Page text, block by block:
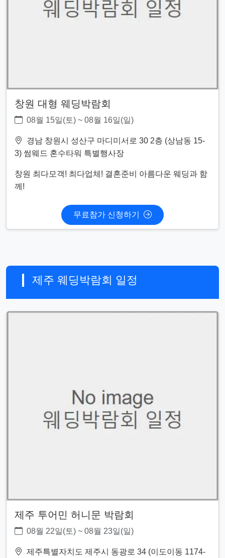
창원 대형 웨딩박람회
08월 15일(토) ~ 08월 16일(일)
경남 창원시 성산구 마디미서로 30 2층 (상남동 15-
3) 썸웨드 혼수타워 특별행사장
창원 최다모객! 최다업체! 결혼준비 아름다운 웨딩과 함
께!
무료참가 신청하기
제주 웨딩박람회 일정
제주 투어민 허니문 박람회
08월 22일(토) ~ 08월 23일(일)
제주특별자치도 제주시 동광로 34 (이도이동 1174-